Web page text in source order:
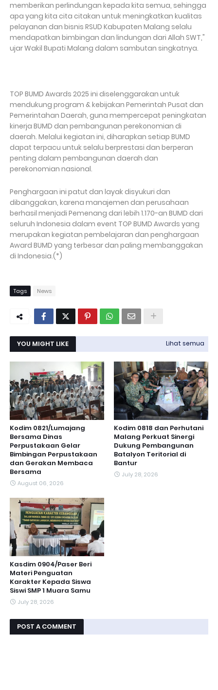
memberikan perlindungan kepada kita semua, sehingga
apa yang kita cita citakan untuk meningkatkan kualitas
pelayanan dan bisnis RSUD Kabupaten Malang selalu
mendapatkan bimbingan dan lindungan dari Allah SWT,"
ujar Wakil Bupati Malang dalam sambutan singkatnya.
TOP BUMD Awards 2025 ini diselenggarakan untuk
mendukung program & kebijakan Pemerintah Pusat dan
Pemerintahan Daerah, guna mempercepat peningkatan
kinerja BUMD dan pembangunan perekonomian di
daerah. Melalui kegiatan ini, diharapkan setiap BUMD
dapat terpacu untuk selalu berprestasi dan berperan
penting dalam pembangunan daerah dan
perekonomian nasional.
Penghargaan ini patut dan layak disyukuri dan
dibanggakan, karena manajemen dan perusahaan
berhasil menjadi Pemenang dari lebih 1.170-an BUMD dari
seluruh Indonesia dalam event TOP BUMD Awards yang
merupakan kegiatan pembelajaran dan penghargaan
Award BUMD yang terbesar dan paling membanggakan
di Indonesia.(*)
Tags News
YOU MIGHT LIKE Lihat semua
Kodim 0821/Lumajang
Bersama Dinas
Perpustakaan Gelar
Bimbingan Perpustakaan
dan Gerakan Membaca
Bersama
August 06, 2026
Kodim 0818 dan Perhutani
Malang Perkuat Sinergi
Dukung Pembangunan
Batalyon Teritorial di
Bantur
July 28, 2026
Kasdim 0904/Paser Beri
Materi Penguatan
Karakter Kepada Siswa
Siswi SMP 1 Muara Samu
July 28, 2026
POST A COMMENT